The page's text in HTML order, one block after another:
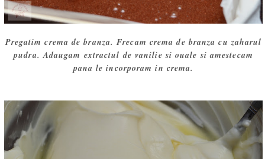
Pregatim crema de branza. Frecam crema de branza cu zaharul
pudra. Adaugam extractul de vanilie si ouale si amestecam
pana le incorporam in crema.